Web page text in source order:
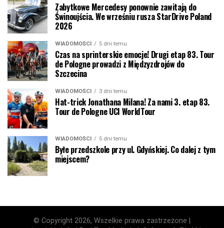
Zabytkowe Mercedesy ponownie zawitają do
Świnoujścia. We wrześniu rusza StarDrive Poland
2026
WIADOMOŚCI 5 dni temu
Czas na sprinterskie emocje! Drugi etap 83. Tour
de Pologne prowadzi z Międzyzdrojów do
Szczecina
WIADOMOŚCI 3 dni temu
Hat-trick Jonathana Milana! Za nami 3. etap 83.
Tour de Pologne UCI WorldTour
WIADOMOŚCI 5 dni temu
Byłe przedszkole przy ul. Gdyńskiej. Co dalej z tym
miejscem?
© Copyright 2026, Wszelkie prawa zastrzeżone |